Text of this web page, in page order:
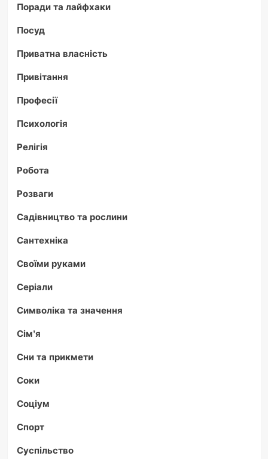
Поради та лайфхаки
Посуд
Приватна власність
Привітання
Професії
Психологія
Релігія
Робота
Розваги
Садівництво та рослини
Сантехніка
Своїми руками
Серіали
Символіка та значення
Сім'я
Сни та прикмети
Соки
Соціум
Спорт
Суспільство